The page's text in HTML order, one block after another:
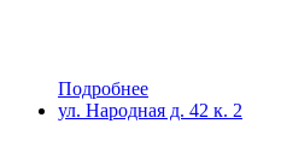
Подробнее
ул. Народная д. 42 к. 2